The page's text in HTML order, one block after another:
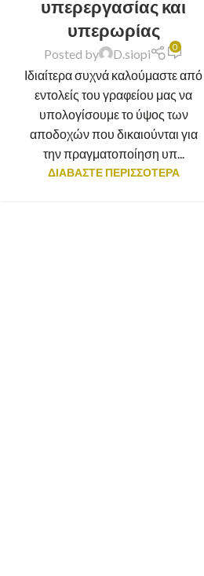
υπερεργασίας και
υπερωρίας
Posted by D.siopi 0
Ιδιαίτερα συχνά καλούμαστε από
εντολείς του γραφείου μας να
υπολογίσουμε το ύψος των
αποδοχών που δικαιούνται για
την πραγματοποίηση υπ...
ΔΙΑΒΑΣΤΕ ΠΕΡΙΣΣΟΤΕΡΑ